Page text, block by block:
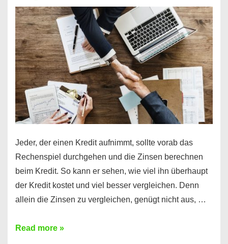
es
möglich!
Jeder, der einen Kredit aufnimmt, sollte vorab das
Rechenspiel durchgehen und die Zinsen berechnen
beim Kredit. So kann er sehen, wie viel ihn überhaupt
der Kredit kostet und viel besser vergleichen. Denn
allein die Zinsen zu vergleichen, genügt nicht aus, …
Ganz
Read more »